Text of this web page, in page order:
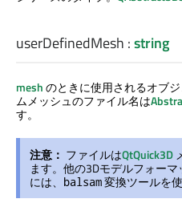
userDefinedMesh :string
meshのときに使用されるオブ
ムメッシュのファイル名は
す。
注意： ファイルはQtQuick3D
ます。他の3Dモデルフォー
には、 balsam変換ツールを